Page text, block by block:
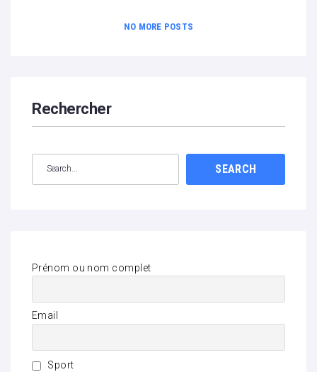
NO MORE POSTS
Rechercher
SEARCH
Prénom ou nom complet
Email
Sport